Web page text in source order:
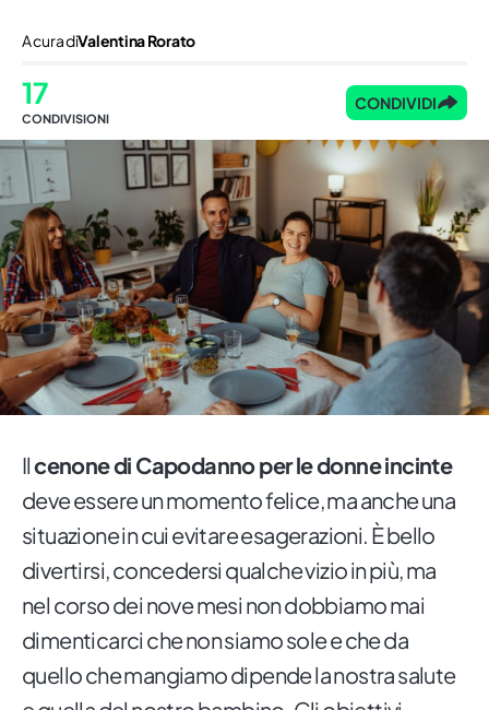
A cura diValentina Rorato
17
CONDIVISIONI
CONDIVIDI
Ilcenone di Capodanno per le donne incinte
deve essere un momento felice, ma anche una
situazione in cui evitare esagerazioni. È bello
divertirsi, concedersi qualche vizio in più, ma
nel corso dei nove mesi non dobbiamo mai
dimenticarci che non siamo sole e che da
quello che mangiamo dipende la nostra salute